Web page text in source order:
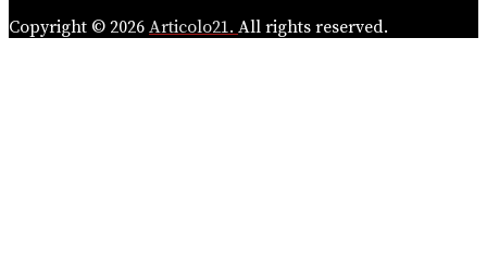
Copyright © 2026 Articolo21. All rights reserved.